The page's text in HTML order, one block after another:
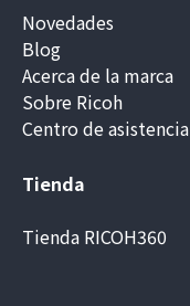
Novedades
Blog
Acerca de la marca
Sobre Ricoh
Centro de asistencia
Tienda
Tienda RICOH360